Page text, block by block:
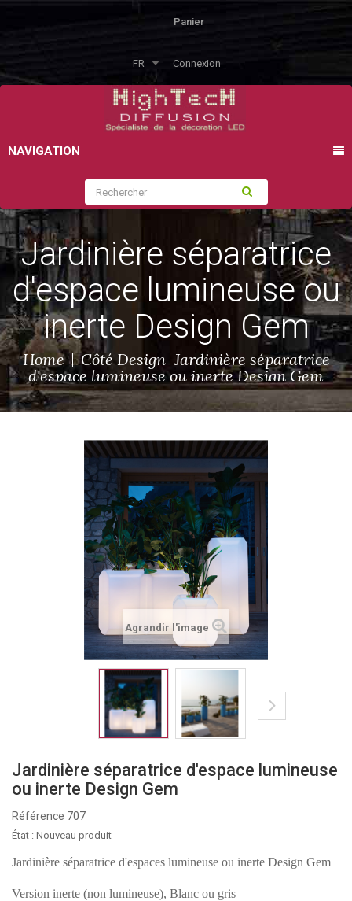
Panier
FR Connexion
NAVIGATION
Jardinière séparatrice
d'espace lumineuse ou
inerte Design Gem
Home Côté Design Jardinière séparatrice
d'espace lumineuse ou inerte Design Gem
Agrandir l'image
Jardinière séparatrice d'espace lumineuse
ou inerte Design Gem
Référence 707
État : Nouveau produit
Jardinière séparatrice d'espaces lumineuse ou inerte Design Gem
Version inerte (non lumineuse), Blanc ou gris